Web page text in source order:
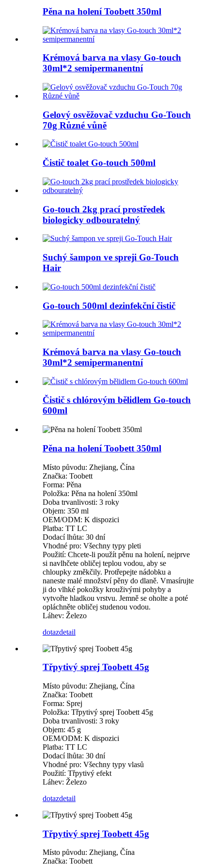
Pěna na holení Toobett 350ml
Krémová barva na vlasy Go-touch
30ml*2 semipermanentní
Gelový osvěžovač vzduchu Go-Touch
70g Různé vůně
Čistič toalet Go-touch 500ml
Go-touch 2kg prací prostředek
biologicky odbouratelný
Suchý šampon ve spreji Go-Touch
Hair
Go-touch 500ml dezinfekční čistič
Krémová barva na vlasy Go-touch
30ml*2 semipermanentní
Čistič s chlórovým bělidlem Go-touch
600ml
Pěna na holení Toobett 350ml
Místo původu: Zhejiang, Čína
Značka: Toobett
Forma: Pěna
Položka: Pěna na holení 350ml
Doba trvanlivosti: 3 roky
Objem: 350 ml
OEM/ODM: K dispozici
Platba: TT LC
Dodací lhůta: 30 dní
Vhodné pro: Všechny typy pleti
Použití: Chcete-li použít pěnu na holení, nejprve
si navlhčete obličej teplou vodou, aby se
chloupky změkčily. Protřepejte nádobku a
naneste malé množství pěny do dlaně. Vmasírujte
ji do vlhké pokožky krouživými pohyby a
vytvořte hladkou vrstvu. Jemně se oholte a poté
opláchněte obličej studenou vodou.
Láhev: Železo
dotazdetail
Třpytivý sprej Toobett 45g
Místo původu: Zhejiang, Čína
Značka: Toobett
Forma: Sprej
Položka: Třpytivý sprej Toobett 45g
Doba trvanlivosti: 3 roky
Objem: 45 g
OEM/ODM: K dispozici
Platba: TT LC
Dodací lhůta: 30 dní
Vhodné pro: Všechny typy vlasů
Použití: Třpytivý efekt
Láhev: Železo
dotazdetail
Třpytivý sprej Toobett 45g
Místo původu: Zhejiang, Čína
Značka: Toobett